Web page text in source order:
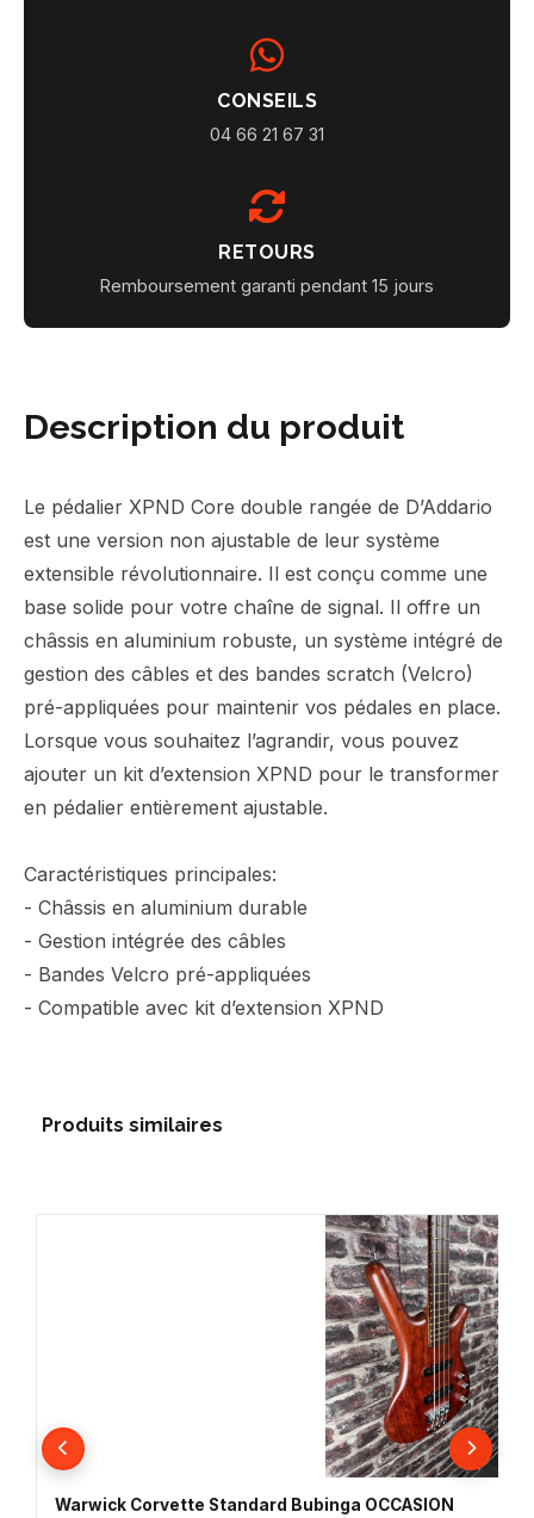
CONSEILS
04 66 21 67 31
RETOURS
Remboursement garanti pendant 15 jours
Description du produit
Le pédalier XPND Core double rangée de D’Addario
est une version non ajustable de leur système
extensible révolutionnaire. Il est conçu comme une
base solide pour votre chaîne de signal. Il offre un
châssis en aluminium robuste, un système intégré de
gestion des câbles et des bandes scratch (Velcro)
pré-appliquées pour maintenir vos pédales en place.
Lorsque vous souhaitez l’agrandir, vous pouvez
ajouter un kit d’extension XPND pour le transformer
en pédalier entièrement ajustable.
Caractéristiques principales:
- Châssis en aluminium durable
- Gestion intégrée des câbles
- Bandes Velcro pré-appliquées
- Compatible avec kit d’extension XPND
Produits similaires
Warwick Corvette Standard Bubinga OCCASION